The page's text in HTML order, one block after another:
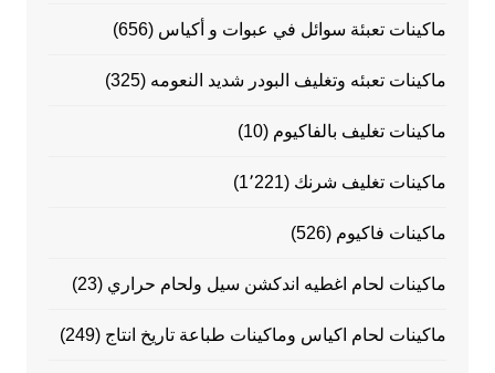
ماكينات تعبئة سوائل في عبوات و أكياس (656)
ماكينات تعبئه وتغليف البودر شديد النعومه (325)
ماكينات تغليف بالفاكيوم (10)
ماكينات تغليف شرنك (1٬221)
ماكينات فاكيوم (526)
ماكينات لحام اغطيه اندكشن سيل ولحام حراري (23)
ماكينات لحام اكياس وماكينات طباعة تاريخ انتاج (249)